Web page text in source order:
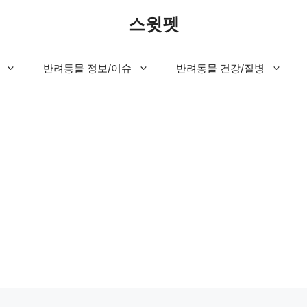
스윗펫
반려동물 정보/이슈 반려동물 건강/질병